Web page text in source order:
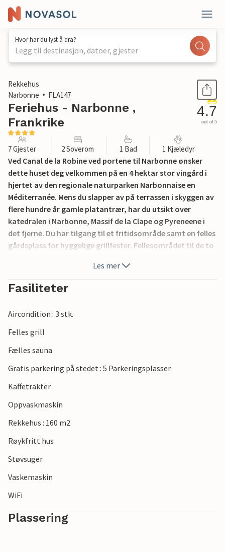
Hvor har du lyst å dra?
Legg til destinasjon, datoer, gjester
1 / 28
Rekkehus
Narbonne
FLA147
Feriehus - Narbonne ,
Frankrike
4.7
out of 5
7 Gjester 2 Soverom 1 Bad 1 Kjæledyr
Ved Canal de la Robine ved portene til Narbonne ønsker
dette huset deg velkommen på en 4 hektar stor vingård i
hjertet av den regionale naturparken Narbonnaise en
Méditerranée. Mens du slapper av på terrassen i skyggen av
flere hundre år gamle platantrær, har du utsikt over
katedralen i Narbonne, Massif de la Clape og Pyreneene i
det fjerne. Du har tilgang til et fritidsområde samt en felles
gårdsplass for hyggelige grillfester. Fellesområdet til de to
Klosteret Sainte-Marie de Fontfroide og strendene i
Gruissan venter på deg.
Les mer
Fasiliteter
Aircondition : 3 stk.
Felles grill
Fælles sauna
Gratis parkering på stedet : 5 Parkeringsplasser
Kaffetrakter
Oppvaskmaskin
Rekkehus : 160 m2
Røykfritt hus
Støvsuger
Vaskemaskin
WiFi
Plassering